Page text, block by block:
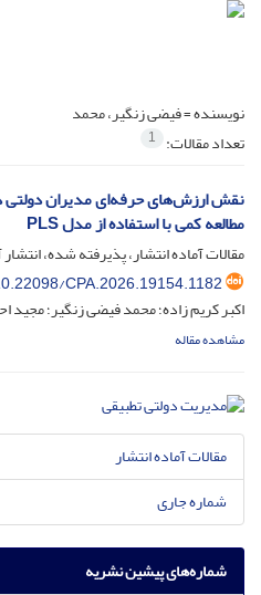
نویسنده =فیضی زنگیر، محمد
تعداد مقالات: 1
نقش ارزش‌های حرفه‌ای مدیران دولتی
مطالعه کمی با استفاده از مدل PLS
مقالات آماده انتشار، پذیرفته شده، انتشار
CPA.2026.19154.1182
اکبر کریم زاده؛ محمد فیضی زنگیر؛ مجید
مشاهده مقاله
مقالات آماده انتشار
شماره جاری
شماره‌های پیشین نشریه